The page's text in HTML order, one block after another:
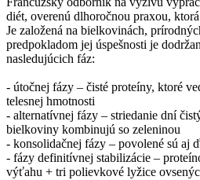
diét, overenú dlhoročnou praxou,
Je založená na bielkovinách,
predpokladom jej úspešnosti je
nasledujúcich fáz:
- útočnej fázy – čisté proteíny, ktoré
telesnej hmotnosti
- alternatívnej fázy – striedanie dní
bielkoviny kombinujú so zeleninou
- konsolidačnej fázy – povolené sú aj
- fázy definitívnej stabilizácie –
výťahu + tri polievkové lyžice